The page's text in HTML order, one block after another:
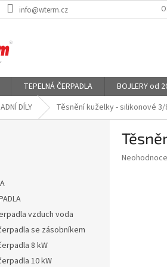
info@wterm.cz
TEPELNÁ ČERPADLA BOJLERY od
DÍLY Těsnění kuželky - silikonové 3/
vzduch voda
se zásobníkem
8 kW
10 kW
Průměrné